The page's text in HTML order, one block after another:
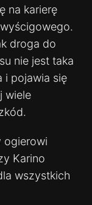
na karierę
droga do
nie jest taka
i pojawia się
wiele
ogierowi
Karino
wszystkich